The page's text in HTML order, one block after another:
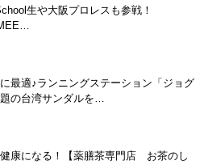
生や大阪プロレスも参戦！
最適♪ランニングステーション「ジョグ
の台湾サンダルを…
康になる！【薬膳茶専門店 お茶のし